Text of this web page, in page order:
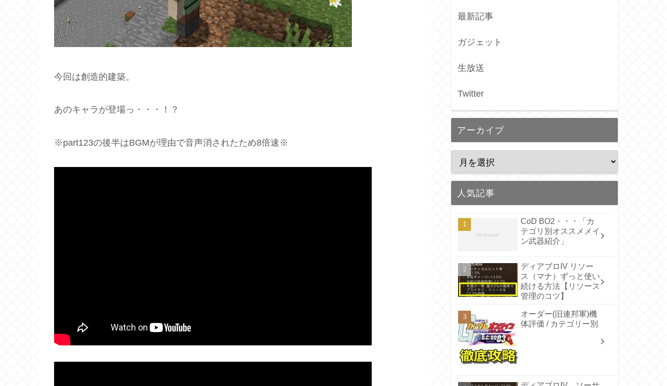
今回は創造的建築。
あのキャラが登場っ・・・！？
※part123の後半はBGMが理由で音声消されたため8倍速※
最新記事
ガジェット
生放送
Twitter
アーカイブ
人気記事
CoD BO2・・・「カ
テゴリ別オススメメイ
ン武器紹介」
ディアブロIV リソー
ス（マナ）ずっと使い
続ける方法【リソース
管理のコツ】
オーダー(旧連邦軍)機
体評価 / カテゴリー別